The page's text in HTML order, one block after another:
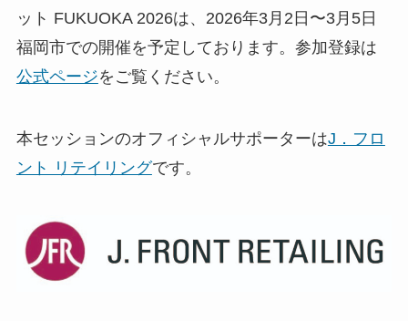
ット FUKUOKA 2026は、2026年3月2日〜3月5日
福岡市での開催を予定しております。参加登録は
公式ページをご覧ください。
本セッションのオフィシャルサポーターはJ．フロ
ント リテイリングです。